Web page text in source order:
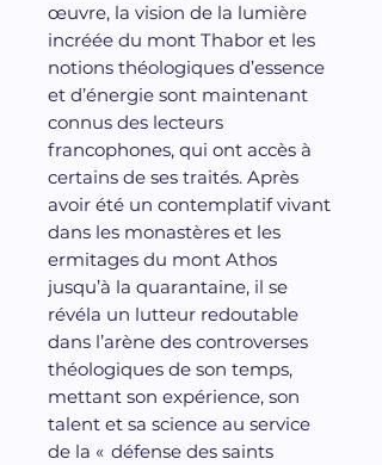
œuvre, la vision de la lumière
incréée du mont Thabor et les
notions théologiques d’essence
et d’énergie sont maintenant
connus des lecteurs
francophones, qui ont accès à
certains de ses traités. Après
avoir été un contemplatif vivant
dans les monastères et les
ermitages du mont Athos
jusqu’à la quarantaine, il se
révéla un lutteur redoutable
dans l’arène des controverses
théologiques de son temps,
mettant son expérience, son
talent et sa science au service
de la « défense des saints